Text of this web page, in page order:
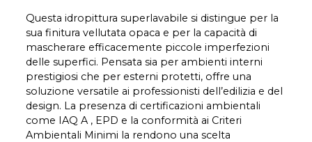
Questa idropittura superlavabile si distingue per la
sua finitura vellutata opaca e per la capacità di
mascherare efficacemente piccole imperfezioni
delle superfici. Pensata sia per ambienti interni
prestigiosi che per esterni protetti, offre una
soluzione versatile ai professionisti dell’edilizia e del
design. La presenza di certificazioni ambientali
come IAQ A , EPD e la conformità ai Criteri
Ambientali Minimi la rendono una scelta